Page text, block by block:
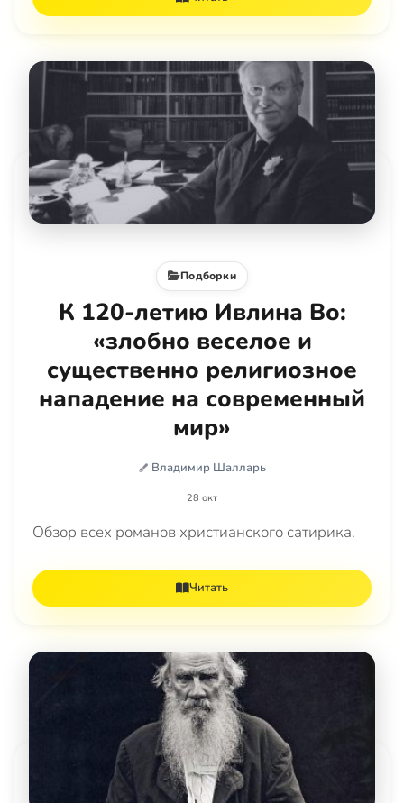
Подборки
К 120-летию Ивлина Во:
«злобно веселое и
существенно религиозное
нападение на современный
мир»
Владимир Шалларь
28 окт
Обзор всех романов христианского сатирика.
Читать